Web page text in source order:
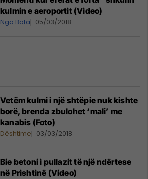
kulmin e aeroportit (Video)
Nga Bota 05/03/2018
Vetëm kulmi i një shtëpie nuk kishte
borë, brenda zbulohet ‘mali’ me
kanabis (Foto)
Dështime 03/03/2018
Bie betoni i pullazit të një ndërtese
në Prishtinë (Video)